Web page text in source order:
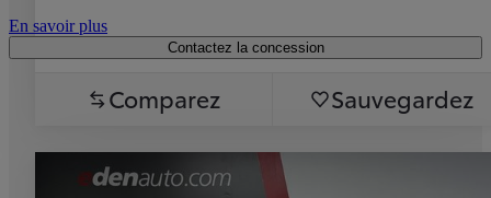
En savoir plus
Contactez la concession
Comparez Sauvegardez